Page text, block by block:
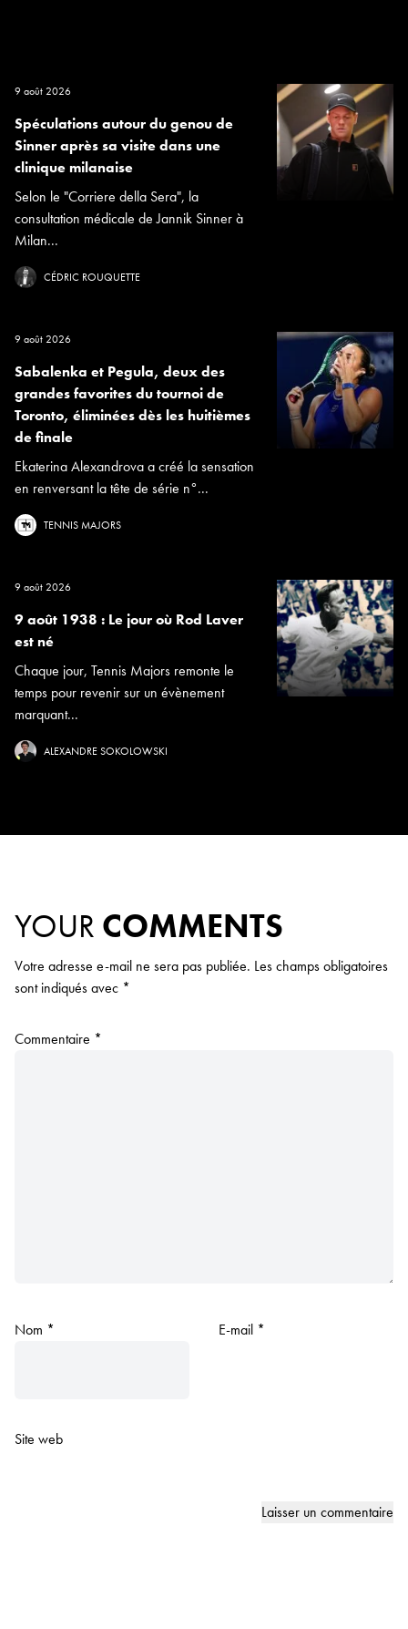
9 août 2026
Spéculations autour du genou de
Sinner après sa visite dans une
clinique milanaise
Selon le "Corriere della Sera", la
consultation médicale de Jannik Sinner à
Milan...
CÉDRIC ROUQUETTE
9 août 2026
Sabalenka et Pegula, deux des
grandes favorites du tournoi de
Toronto, éliminées dès les huitièmes
de finale
Ekaterina Alexandrova a créé la sensation
en renversant la tête de série n°...
TENNIS MAJORS
9 août 2026
9 août 1938 : Le jour où Rod Laver
est né
Chaque jour, Tennis Majors remonte le
temps pour revenir sur un évènement
marquant...
ALEXANDRE SOKOLOWSKI
YOUR COMMENTS
Votre adresse e-mail ne sera pas publiée. Les champs obligatoires
sont indiqués avec *
Commentaire *
Nom * E-mail *
Site web